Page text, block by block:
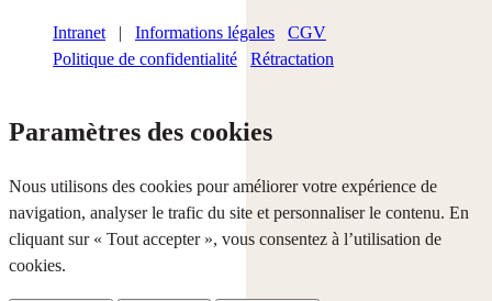
Intranet | Informations légales
CGV
Politique de confidentialité
Rétractation
Paramètres des cookies
Nous utilisons des cookies pour améliorer votre expérience de
navigation, analyser le trafic du site et personnaliser le contenu. En
cliquant sur « Tout accepter », vous consentez à l’utilisation de
cookies.